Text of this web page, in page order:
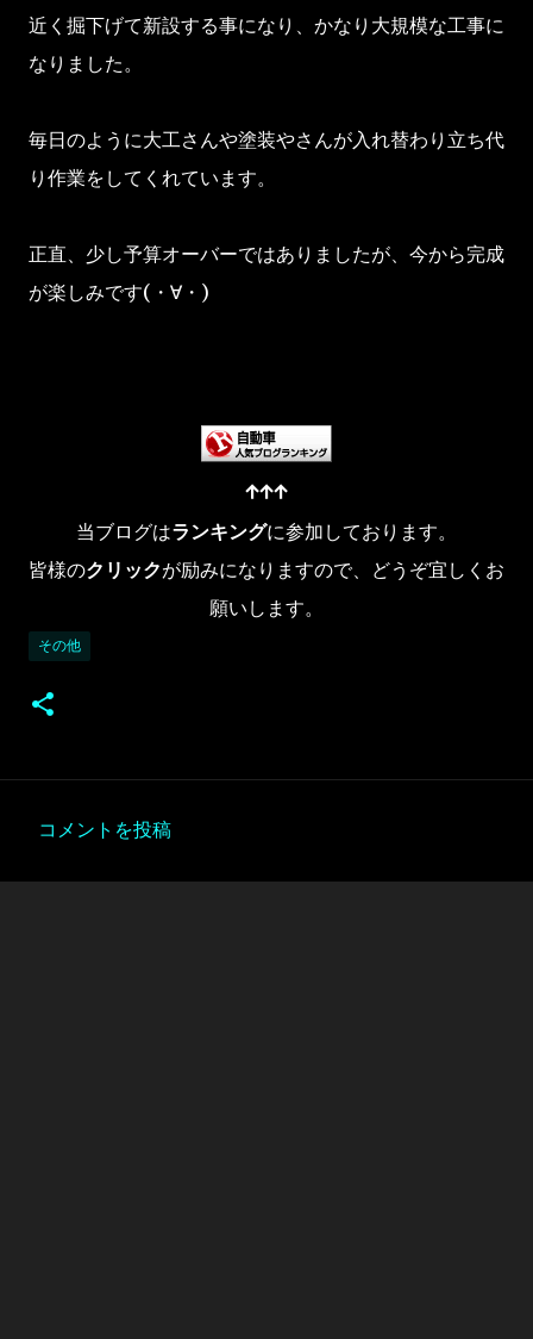
近く掘下げて新設する事になり、かなり大規模な工事に
なりました。
毎日のように大工さんや塗装やさんが入れ替わり立ち代
り作業をしてくれています。
正直、少し予算オーバーではありましたが、今から完成
が楽しみです(・∀・)
↑↑↑
当ブログはランキングに参加しております。
皆様のクリックが励みになりますので、どうぞ宜しくお
願いします。
その他
コメントを投稿